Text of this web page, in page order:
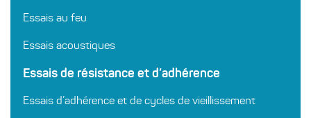
Essais au feu
Essais acoustiques
Essais de résistance et d’adhérence
Essais d’adhérence et de cycles de vieillissement